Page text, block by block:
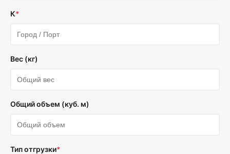
К*
Вес (кг)
Общий объем (куб. м)
Тип отгрузки*